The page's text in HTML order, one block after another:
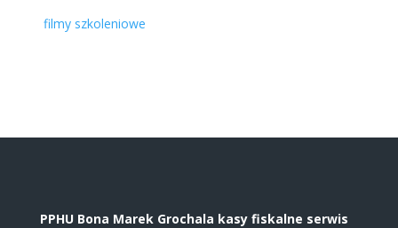
filmy szkoleniowe
PPHU Bona Marek Grochala kasy fiskalne serwis